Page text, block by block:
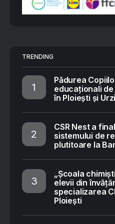
TRENDING
Pădurea
educaționali
în Ploiești și
CSR Nest a
sistemului de
plutitoare la
„Școala
elevii din
specializarea
Ploiești